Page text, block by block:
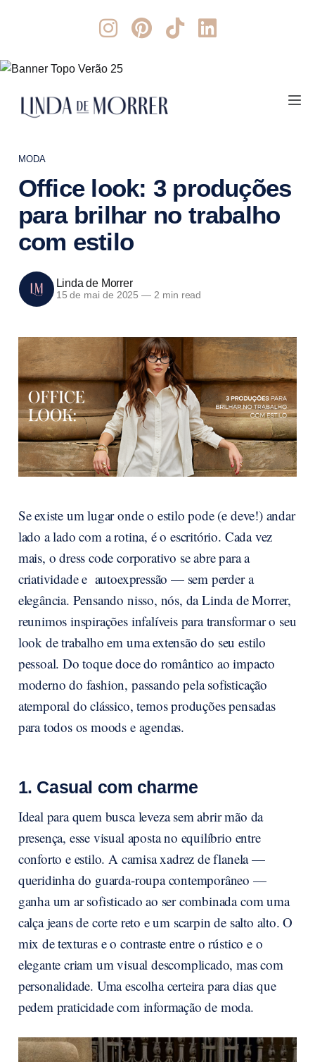
MODA
Office look: 3 produções
para brilhar no trabalho
com estilo
Linda de Morrer
15 de mai de 2025 — 2 min read
Se existe um lugar onde o estilo pode (e deve!) andar
lado a lado com a rotina, é o escritório. Cada vez
mais, o dress code corporativo se abre para a
criatividade e autoexpressão — sem perder a
elegância. Pensando nisso, nós, da Linda de Morrer,
reunimos inspirações infalíveis para transformar o seu
look de trabalho em uma extensão do seu estilo
pessoal. Do toque doce do romântico ao impacto
moderno do fashion, passando pela sofisticação
atemporal do clássico, temos produções pensadas
para todos os moods e agendas.
1. Casual com charme
Ideal para quem busca leveza sem abrir mão da
presença, esse visual aposta no equilíbrio entre
conforto e estilo. A camisa xadrez de flanela —
queridinha do guarda-roupa contemporâneo —
ganha um ar sofisticado ao ser combinada com uma
calça jeans de corte reto e um scarpin de salto alto. O
mix de texturas e o contraste entre o rústico e o
elegante criam um visual descomplicado, mas com
personalidade. Uma escolha certeira para dias que
pedem praticidade com informação de moda.